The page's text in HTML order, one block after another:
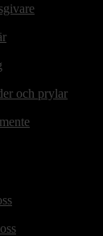
och prylar